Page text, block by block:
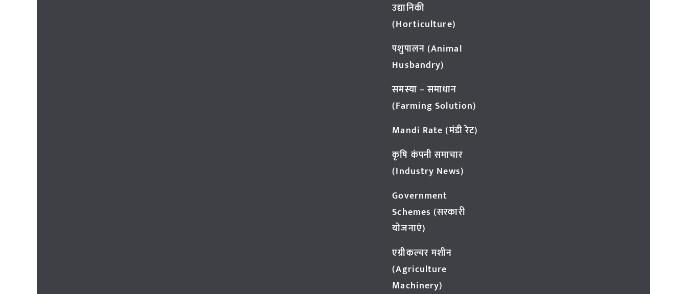
उद्यानिकी
(Horticulture)
पशुपालन (Animal
Husbandry)
समस्या – समाधान
(Farming Solution)
Mandi Rate (मंडी रेट)
कृषि कंपनी समाचार
(Industry News)
Government
Schemes (सरकारी
योजनाएं)
एग्रीकल्चर मशीन
(Agriculture
Machinery)